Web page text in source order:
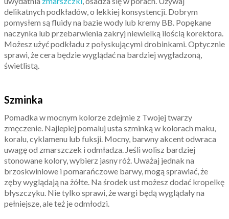
delikatnych podkładów, o lekkiej konsystencji. Dobrym
pomysłem są fluidy na bazie wody lub kremy BB. Popękane
naczynka lub przebarwienia zakryj niewielką ilością korektora.
Możesz użyć podkładu z połyskującymi drobinkami. Optycznie
sprawi, że cera będzie wyglądać na bardziej wygładzoną,
świetlistą.
Szminka
Pomadka w mocnym kolorze zdejmie z Twojej twarzy
zmęczenie. Najlepiej pomaluj usta szminką w kolorach maku,
koralu, cyklamenu lub fuksji. Mocny, barwny akcent odwraca
uwagę od zmarszczek i odmładza. Jeśli wolisz bardziej
stonowane kolory, wybierz jasny róż. Uważaj jednak na
brzoskwiniowe i pomarańczowe barwy, mogą sprawiać, że
zęby wyglądają na żółte. Na środek ust możesz dodać kropelkę
błyszczyku. Nie tylko sprawi, że wargi będą wyglądały na
pełniejsze, ale też je odmłodzi.